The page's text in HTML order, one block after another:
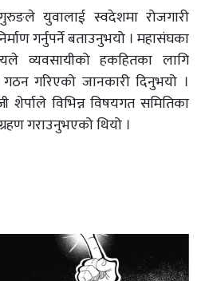
युवालाई स्वदेशमा रोजगारी
गर्नुपर्ने बताउनुभयो । महासंघका
व्यवसायीको हकहितका लागि
गरिएको जानकारी दिनुभयो ।
शेर्पाले विभिन्न विषयगत समितिका
गराउनुभएको थियो ।